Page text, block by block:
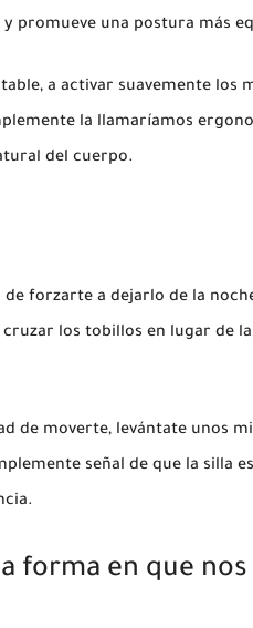
promueve una postura más
a activar suavemente los
la llamaríamos
del cuerpo.
forzarte a dejarlo de la
los tobillos en lugar de
de moverte, levántate unos
señal de que la silla
forma en que nos